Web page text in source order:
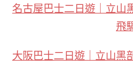
名古屋巴士二日遊｜立山
飛
大阪巴士二日遊｜立山黑